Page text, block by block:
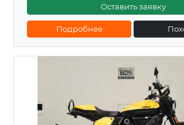
Оставить заявку
Подробнее